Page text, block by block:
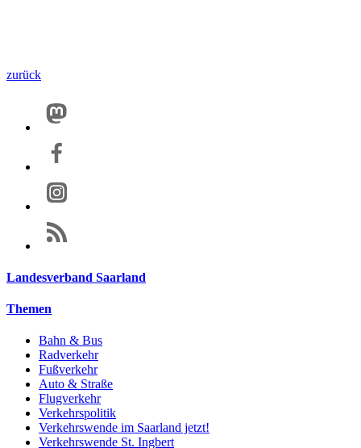
zurück
Landesverband Saarland
Themen
Bahn & Bus
Radverkehr
Fußverkehr
Auto & Straße
Flugverkehr
Verkehrspolitik
Verkehrswende im Saarland jetzt!
Verkehrswende St. Ingbert